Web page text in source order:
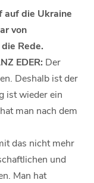
auf die Ukraine
von
Rede.
EDER: Der
Deshalb ist der
ist wieder ein
man nach dem
das nicht mehr
und
Man hat